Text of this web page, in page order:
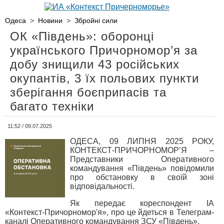
Одеса > Новини > Збройні сили
ОК «Південь»: оборонці
українського Причорномор’я за
добу знищили 43 російських
окупантів, 3 їх польових пункти
зберігання боєприпасів та
багато техніки
11:52 / 09.07.2025
ОДЕСА, 09 ЛИПНЯ 2025 РОКУ,
КОНТЕКСТ-ПРИЧОРНОМОР’Я –
Представники Оперативного
командування «Південь» повідомили
про обстановку в своїй зоні
відповідальності.
Як передає кореспондент ІА
«Контекст-Причорномор'я», про це йдеться в Телеграм-
каналі Оперативного командування ЗСУ «Південь».